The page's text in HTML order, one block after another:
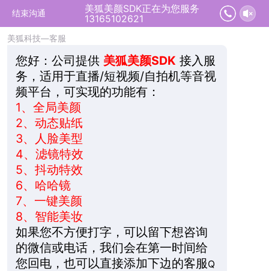
结束沟通
美狐美颜SDK正在为您服务
13165102621
2026-08-09 15:04:22 开始沟通
美狐科技—客服
您好： 公司提供 美狐美颜SDK 接入服
务，适用于直播/短视频/自拍机等音视
频平台，可实现的功能有：
1、 全局美颜
2、 动态贴纸
3、
人脸美型
4、 滤镜特效
5、 抖动特效
6、 哈哈镜
7、 一键美颜
8、 智能美妆
如果您不方便打字，可以留下想咨询
的微信或电话，我们会在第一时间给
您回电，也可以直接添加下边的客服Q